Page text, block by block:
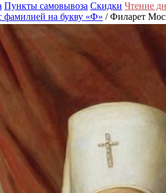
Пункты самовывоза Скидки Чтение
фамилией на букву «Ф» / Филарет